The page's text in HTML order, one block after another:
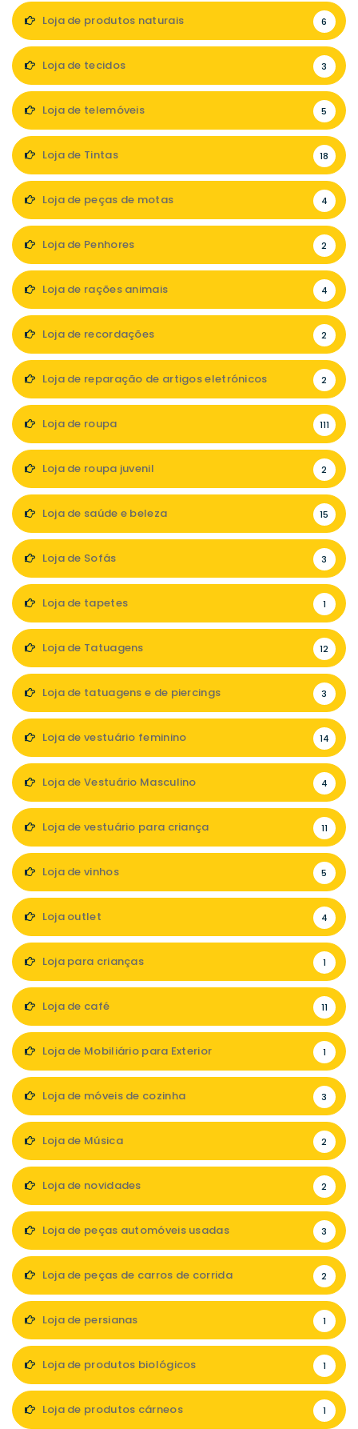
Loja de produtos naturais 6
Loja de tecidos 3
Loja de telemóveis 5
Loja de Tintas 18
Loja de peças de motas 4
Loja de Penhores 2
Loja de rações animais 4
Loja de recordações 2
Loja de reparação de artigos eletrónicos 2
Loja de roupa 111
Loja de roupa juvenil 2
Loja de saúde e beleza 15
Loja de Sofás 3
Loja de tapetes 1
Loja de Tatuagens 12
Loja de tatuagens e de piercings 3
Loja de vestuário feminino 14
Loja de Vestuário Masculino 4
Loja de vestuário para criança 11
Loja de vinhos 5
Loja outlet 4
Loja para crianças 1
Loja de café 11
Loja de Mobiliário para Exterior 1
Loja de móveis de cozinha 3
Loja de Música 2
Loja de novidades 2
Loja de peças automóveis usadas 3
Loja de peças de carros de corrida 2
Loja de persianas 1
Loja de produtos biológicos 1
Loja de produtos cárneos 1